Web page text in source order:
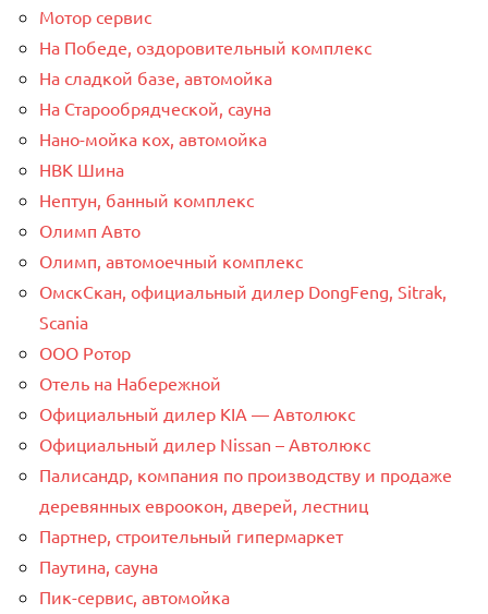
Мотор сервис
На Победе, оздоровительный комплекс
На сладкой базе, автомойка
На Старообрядческой, сауна
Нано-мойка кох, автомойка
НВК Шина
Нептун, банный комплекс
Олимп Авто
Олимп, автомоечный комплекс
ОмскСкан, официальный дилер DongFeng, Sitrak,
Scania
ООО Ротор
Отель на Набережной
Официальный дилер KIA — Автолюкс
Официальный дилер Nissan – Автолюкс
Палисандр, компания по производству и продаже
деревянных евроокон, дверей, лестниц
Партнер, строительный гипермаркет
Паутина, сауна
Пик-сервис, автомойка